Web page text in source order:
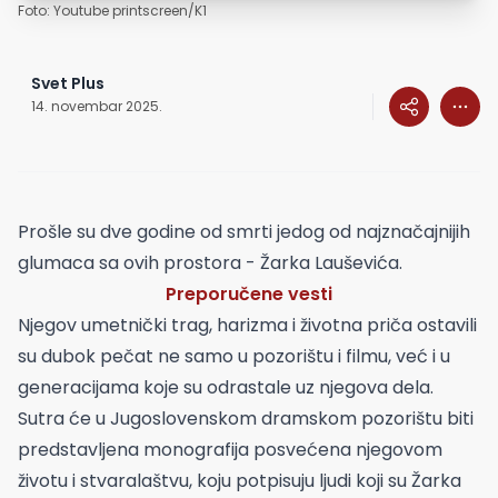
Foto: Youtube printscreen/K1
Svet Plus
14. novembar 2025.
Prošle su dve godine od smrti jedog od najznačajnijih
glumaca sa ovih prostora - Žarka Lauševića.
Preporučene vesti
Njegov umetnički trag, harizma i životna priča ostavili
su dubok pečat ne samo u pozorištu i filmu, već i u
generacijama koje su odrastale uz njegova dela.
Sutra će u Jugoslovenskom dramskom pozorištu biti
predstavljena monografija posvećena njegovom
životu i stvaralaštvu, koju potpisuju ljudi koji su Žarka